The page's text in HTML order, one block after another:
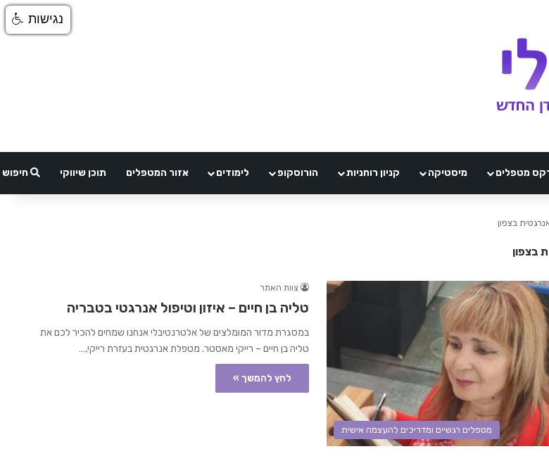
מטפלים מיסטיקה קניון רוחניות הורוסקופ לימודים אזור המטפלים תוכן שיווקי חיפוש
בצפון
בצפון
מטפלים רגשיים ומדריכים להעצמה אישית
צוות האתר
טליה בן חיים – איזון וטיפול אנרגטי בטבריה
במסגרת מדור המומלצים של אלטרנטיבלי אנחנו שמחים להכיר לכם את
טליה בן חיים – רייקי מאסטר. מטפלת אנרגטית בעזרת רייקי,…
לחץ להמשך »
נגישות